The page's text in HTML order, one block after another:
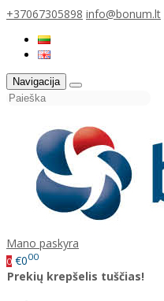
+37067305898 info@bonum.lt
Navigacija
Mano paskyra
0 €000
Prekių krepšelis tuščias!